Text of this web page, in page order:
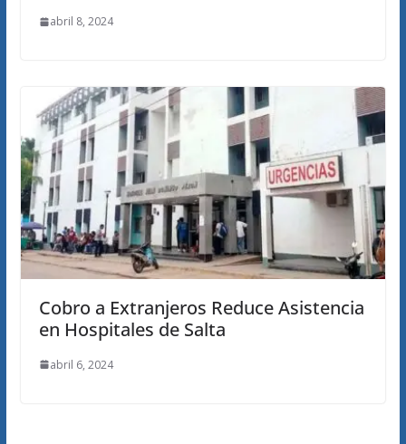
abril 8, 2024
Cobro a Extranjeros Reduce Asistencia
en Hospitales de Salta
abril 6, 2024